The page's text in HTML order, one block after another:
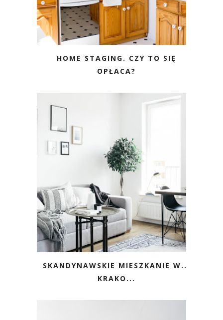
HOME STAGING. CZY TO SIĘ
OPŁACA?
SKANDYNAWSKIE MIESZKANIE W...
KRAKO...